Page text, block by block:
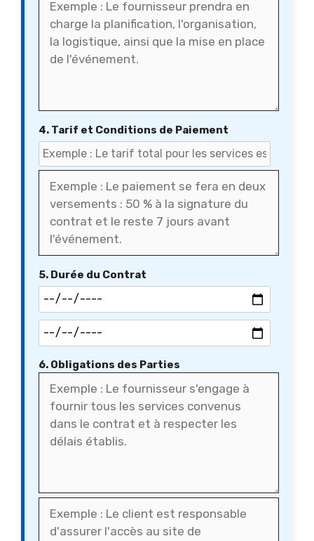
4. Tarif et Conditions de Paiement
5. Durée du Contrat
6. Obligations des Parties